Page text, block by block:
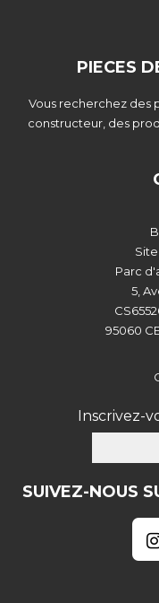
PIECES
Vous recherchez des
constructeur, des
Parc
5,
95060
Inscrivez-
SUIVEZ-NOUS